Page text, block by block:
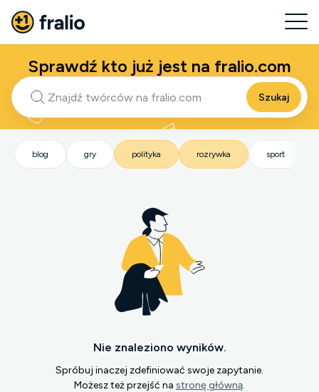
Sprawdź kto już jest na fralio.com
Szukaj
blog gry polityka rozrywka sport
Nie znaleziono wyników.
Spróbuj inaczej zdefiniować swoje zapytanie.
Możesz też przejść na stronę główną.